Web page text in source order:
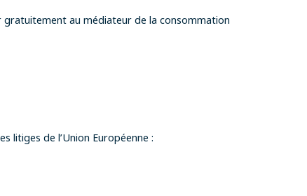
gratuitement au médiateur de la consommation
litiges de l’Union Européenne :